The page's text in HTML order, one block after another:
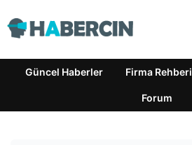
Güncel Haberler Firma Rehberi
Forum